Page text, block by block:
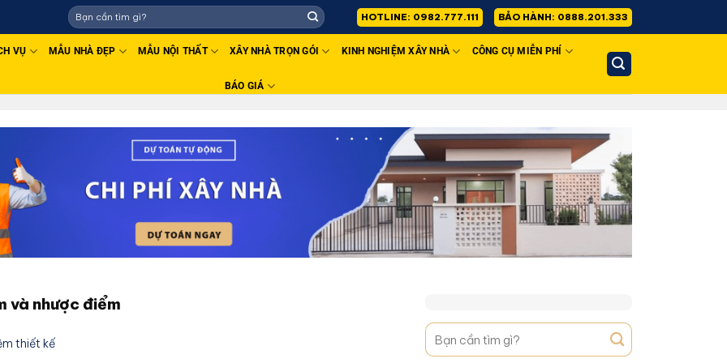
HOTLINE: 0982.777.111 BẢO HÀNH: 0888.201.333
VỤ MẪU NHÀ ĐẸP MẪU NỘI THẤT XÂY NHÀ TRỌN GÓI KINH NGHIỆM XÂY NHÀ CÔNG CỤ MIỄN PHÍ
BÁO GIÁ
và nhược điểm
thiết kế